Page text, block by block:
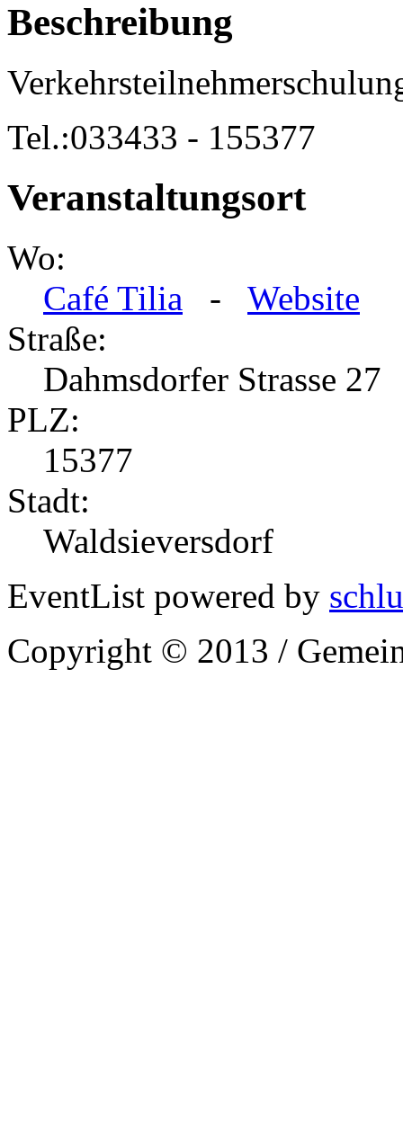
Beschreibung
Tel.:033433 - 155377
Veranstaltungsort
Wo:
Café Tilia - Website
Straße:
Dahmsdorfer Strasse 27
PLZ:
15377
Stadt:
Waldsieversdorf
EventList powered by
Copyright © 2013 /